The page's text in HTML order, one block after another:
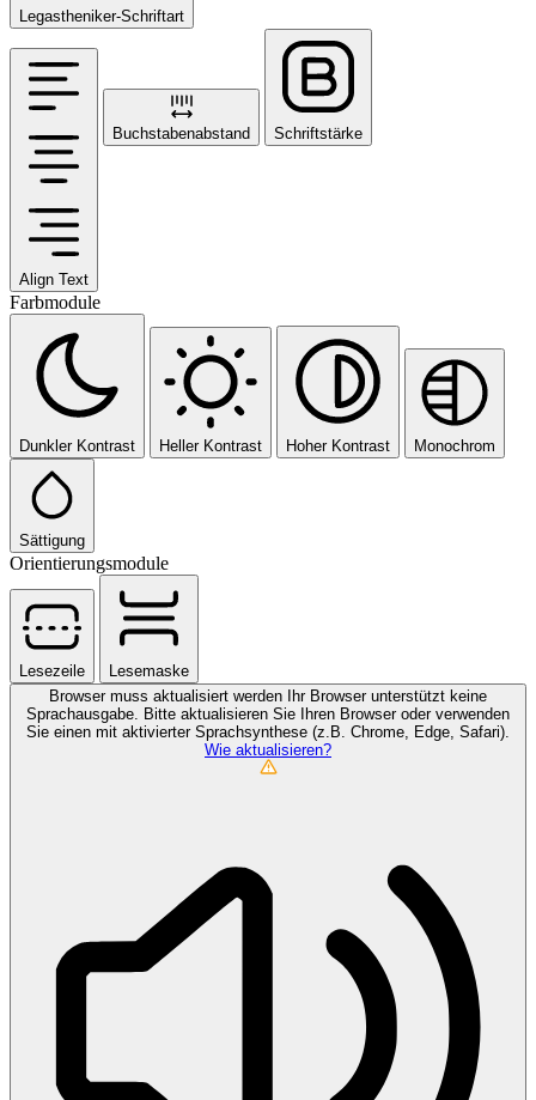
Legastheniker-Schriftart
Align Text
Buchstabenabstand Schriftstärke
Farbmodule
Dunkler Kontrast Heller Kontrast Hoher Kontrast Monochrom
Sättigung
Orientierungsmodule
Lesezeile
Lesemaske
Browser muss aktualisiert werden
Ihr Browser unterstützt keine
Sprachausgabe. Bitte aktualisieren Sie Ihren Browser oder verwenden
Sie einen mit aktivierter Sprachsynthese (z.B. Chrome, Edge, Safari).
Wie aktualisieren?